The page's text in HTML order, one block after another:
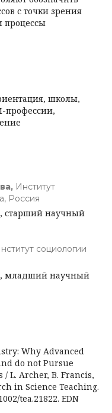
с точки зрения
процессы
школы,
профессии,
Институт
Россия
старший научный
социологии
младший научный
Why Advanced
do not Pursue
L. Archer, B. Francis,
in Science Teaching.
tea.21822. EDN